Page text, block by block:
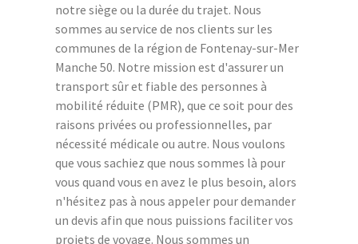
notre siège ou la durée du trajet. Nous
sommes au service de nos clients sur les
communes de la région de Fontenay-sur-Mer
Manche 50. Notre mission est d'assurer un
transport sûr et fiable des personnes à
mobilité réduite (PMR), que ce soit pour des
raisons privées ou professionnelles, par
nécessité médicale ou autre. Nous voulons
que vous sachiez que nous sommes là pour
vous quand vous en avez le plus besoin, alors
n'hésitez pas à nous appeler pour demander
un devis afin que nous puissions faciliter vos
projets de voyage. Nous sommes un